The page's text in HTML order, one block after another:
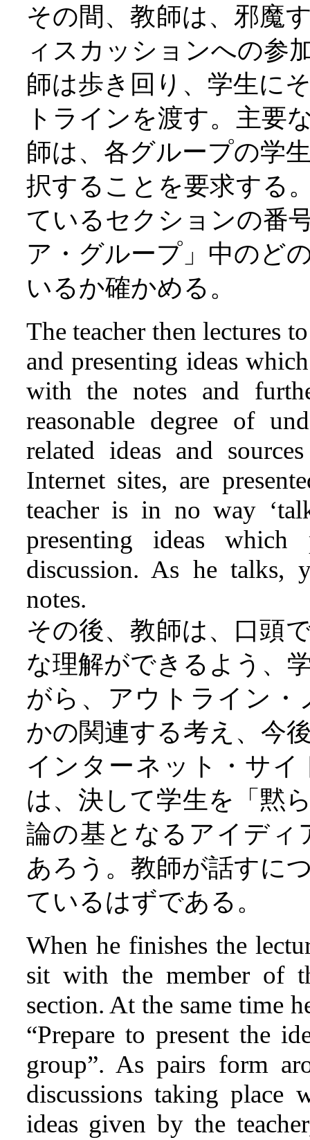
その間、教師は、邪魔
ィスカッションへの参
師は歩き回り、学生に
トラインを渡す。主要
師は、各グループの学
択することを要求する
ているセクションの番
ア・グループ」中のど
いるか確かめる。
The teacher then lectures
and presenting ideas
with the notes and
reasonable degree of
related ideas and
Internet sites, are
teacher is in no way
presenting ideas
discussion. As he talks,
notes.
その後、教師は、口頭
な理解ができるよう、
がら、アウトライン
かの関連する考え、今
インターネット・サ
は、決して学生を「黙
論の基となるアイデ
あろう。教師が話すに
ているはずである。
When he finishes the
sit with the member of
section. At the same time
“Prepare to present the
group”. As pairs form
discussions taking place
ideas given by the